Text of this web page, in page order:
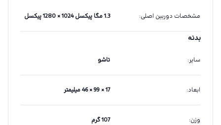
مشخصات دوربین اصلی: 1.3 مگا پیکسل 1024 × 1280 پیکسل
بدنه
سایر: تاشو
ابعاد: 17 × 99 × 46 میلیمتر
وزن: 107 گرم